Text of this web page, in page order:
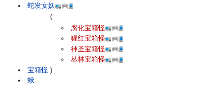
蛇发女妖
宝箱怪
(
腐化宝箱怪
猩红宝箱怪
神圣宝箱怪
丛林宝箱怪
)
蛾